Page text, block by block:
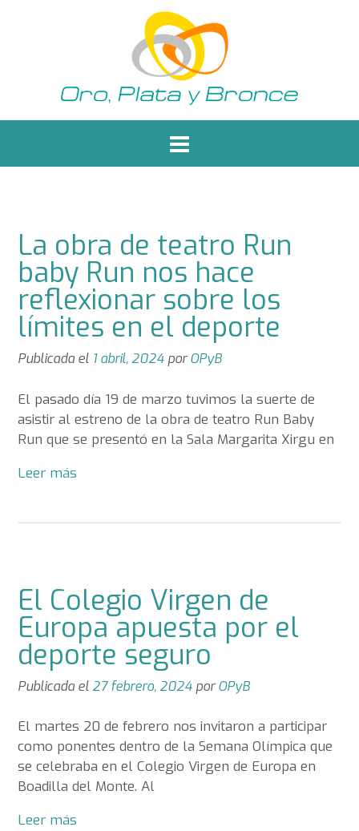
La obra de teatro Run
baby Run nos hace
reflexionar sobre los
límites en el deporte
Publicada el 1 abril, 2024 porOPyB
El pasado día 19 de marzo tuvimos la suerte de
asistir al estreno de la obra de teatro Run Baby
Run que se presentó en la Sala Margarita Xirgu en
Leer más
El Colegio Virgen de
Europa apuesta por el
deporte seguro
Publicada el 27 febrero, 2024 porOPyB
El martes 20 de febrero nos invitaron a participar
como ponentes dentro de la Semana Olímpica que
se celebraba en el Colegio Virgen de Europa en
Boadilla del Monte. Al
Leer más